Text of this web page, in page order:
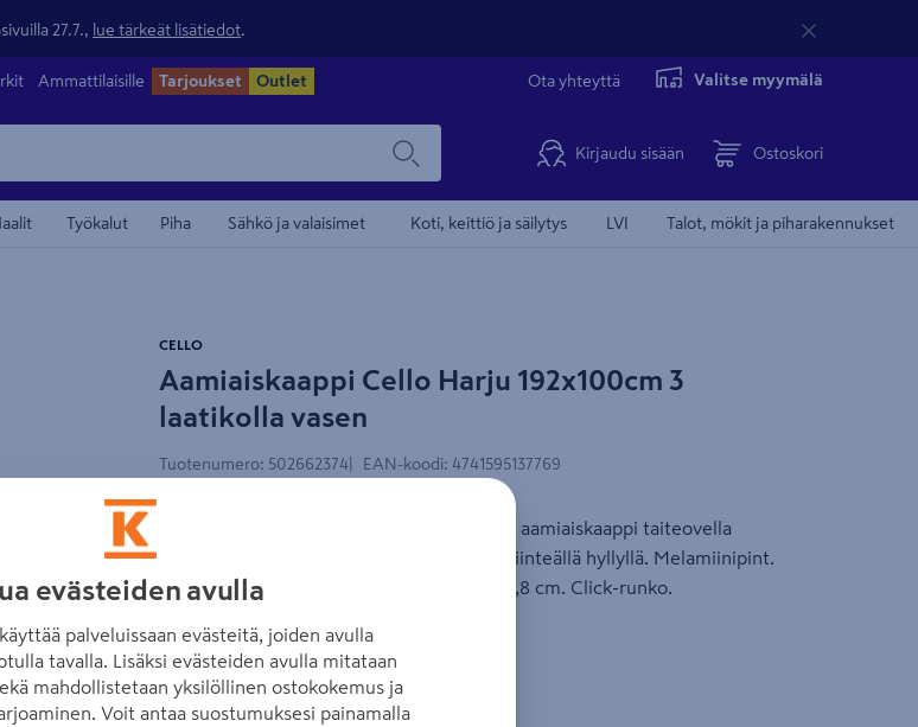
27.7., lue tärkeät lisätiedot
Ammattilaisille Tarjoukset Outlet Ota yhteyttä Valitse myymälä
Kirjaudu sisään Ostoskori
Työkalut Piha Sähkö ja valaisimet Koti, keittiö ja säilytys LVI Talot, mökit ja piharakennukset
Suunnitteluohjelmaan
Tämä video vaatii mainonnan kohdentamisevästeiden
hyväksymisen.
Hyväksy evästeet nähdäksesi videon.
Seuraava
Aamiaiskaappi Cello Harju 192x100cm 3
laatikolla vasen
CELLO
Tuotenumero: 502662374 EAN-koodi: 4741595137769
Cello-keittiön 100 cm leveä 192 cm korkea aamiaiskaappi taiteovella
(vas.kätinen), 3 laatikolla, 2 ylähyllyllä ja 1 kiinteällä hyllyllä. Melamiinipint.
vaalea saarni Harju-ovi. Kork. 192 ja syv. 56,8 cm. Click-runko.
Click-runkorakenne
Soft Close -saranat
evästeiden avulla
palveluissaan evästeitä, joiden avulla
tavalla. Lisäksi evästeiden avulla mitataan
mahdollistetaan yksilöllinen ostokokemus ja
Voit antaa suostumuksesi painamalla